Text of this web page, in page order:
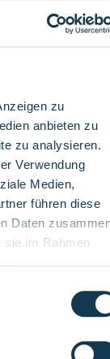
zu
anbieten zu
zu analysieren.
Verwendung
Medien,
führen diese
Daten
sie im Rahmen
sicherstellt.‎